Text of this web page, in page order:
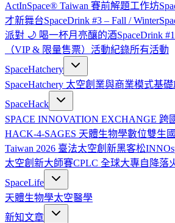
ActInSpace® Taiwan 賽前解題工作坊
才新舞台SpaceDrink #3 – Fall / Winter
派對 🌙 喝一杯月亮釀的酒SpaceDrink
（VIP & 限量售票） 活動紀錄所有活動
SpaceHatchery
SpaceHatchery 太空創業與商業模式基礎
SpaceHack
SPACE INNOVATION EXCHANGE 跨
HACK-4-SAGES 天體生物學數位雙生
Taiwan 2026 臺法太空創新黑客松
太空創新大師賽CPLC 全球大專自降落
SpaceLife
天體生物學太空醫學
新知文章